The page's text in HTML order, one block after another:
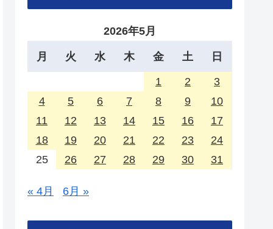
2026年5月
月 火 水 木 金 土 日
1 2
3
4
5 6 7 8 9
10
11
12 13 14 15 16
17
18
19 20 21 22 23
24
25
26 27 28 29 30 31
« 4月 6月 »